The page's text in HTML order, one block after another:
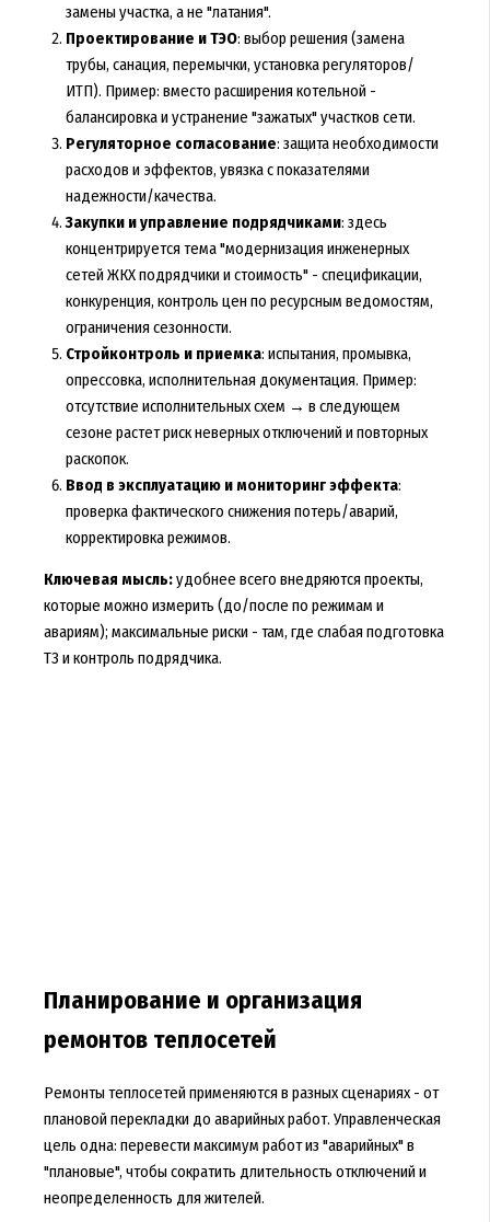
замены участка, а не "латания".
Проектирование и ТЭО: выбор решения (замена
трубы, санация, перемычки, установка регуляторов/
ИТП). Пример: вместо расширения котельной -
балансировка и устранение "зажатых" участков сети.
Регуляторное согласование: защита необходимости
расходов и эффектов, увязка с показателями
надежности/качества.
Закупки и управление подрядчиками: здесь
концентрируется тема "модернизация инженерных
сетей ЖКХ подрядчики и стоимость" - спецификации,
конкуренция, контроль цен по ресурсным ведомостям,
ограничения сезонности.
Стройконтроль и приемка: испытания, промывка,
опрессовка, исполнительная документация. Пример:
отсутствие исполнительных схем → в следующем
сезоне растет риск неверных отключений и повторных
раскопок.
Ввод в эксплуатацию и мониторинг эффекта:
проверка фактического снижения потерь/аварий,
корректировка режимов.
Ключевая мысль:удобнее всего внедряются проекты,
которые можно измерить (до/после по режимам и
авариям); максимальные риски - там, где слабая подготовка
ТЗ и контроль подрядчика.
Планирование и организация
ремонтов теплосетей
Ремонты теплосетей применяются в разных сценариях - от
плановой перекладки до аварийных работ. Управленческая
цель одна: перевести максимум работ из "аварийных" в
"плановые", чтобы сократить длительность отключений и
неопределенность для жителей.